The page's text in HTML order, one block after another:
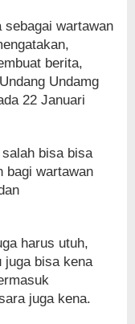
sebagai wartawan
berita,
Undamg
22 Januari
bisa bisa
bagi wartawan
harus utuh,
juga bisa kena
juga kena.